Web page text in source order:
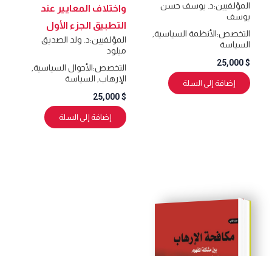
المؤلفيين:د. يوسف حسن
يوسف
التخصص:الأنظمة السياسية,
السياسة
25,000
إضافة إلى السلة
واختلاف المعايير عند
التطبيق الجزء الأول
المؤلفيين:د. ولد الصديق
ميلود
التخصص:الأحوال السياسية,
الإرهاب,السياسة
25,000
إضافة إلى السلة